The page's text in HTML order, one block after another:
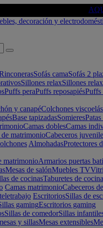
Sofás camaSofás 2
Sillones relaxSillones
Puffs peraPuffs reposapiésPuffs
y canapéColchones
Base tapizadasSomieres
Camas doblesCamas
de matrimonioCabeceros
AlmohadasProtectores
matrimonioArmarios puertas
Mesas de salónMuebles TV
de cocinasTaburetes de cocina
Camas matrimonioCabeceros
EscritoriosSillas de
gamingEscritorios gaming
Sillas de comedorSillas
y sillasMesas extensibles